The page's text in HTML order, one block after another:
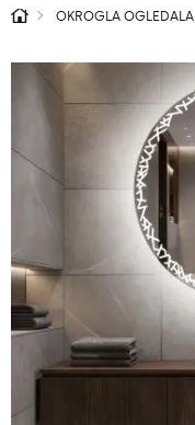
OKROGLA OGLEDALA